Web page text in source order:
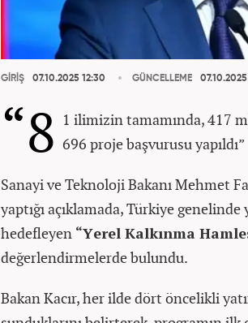
GİRİŞ 07.10.2025 12:30 GÜNCELLEME
“8 1 ilimizin tamamında, 417
696 proje başvurusu yapıldı”
Sanayi ve Teknoloji Bakanı Mehmet
yaptığı açıklamada, Türkiye
hedefleyen “Yerel Kalkınma
değerlendirmelerde bulundu.
Bakan Kacır, her ilde dört öncelikli